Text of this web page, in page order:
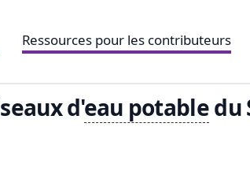
Ressources pour les contributeurs
d'eau potabledu